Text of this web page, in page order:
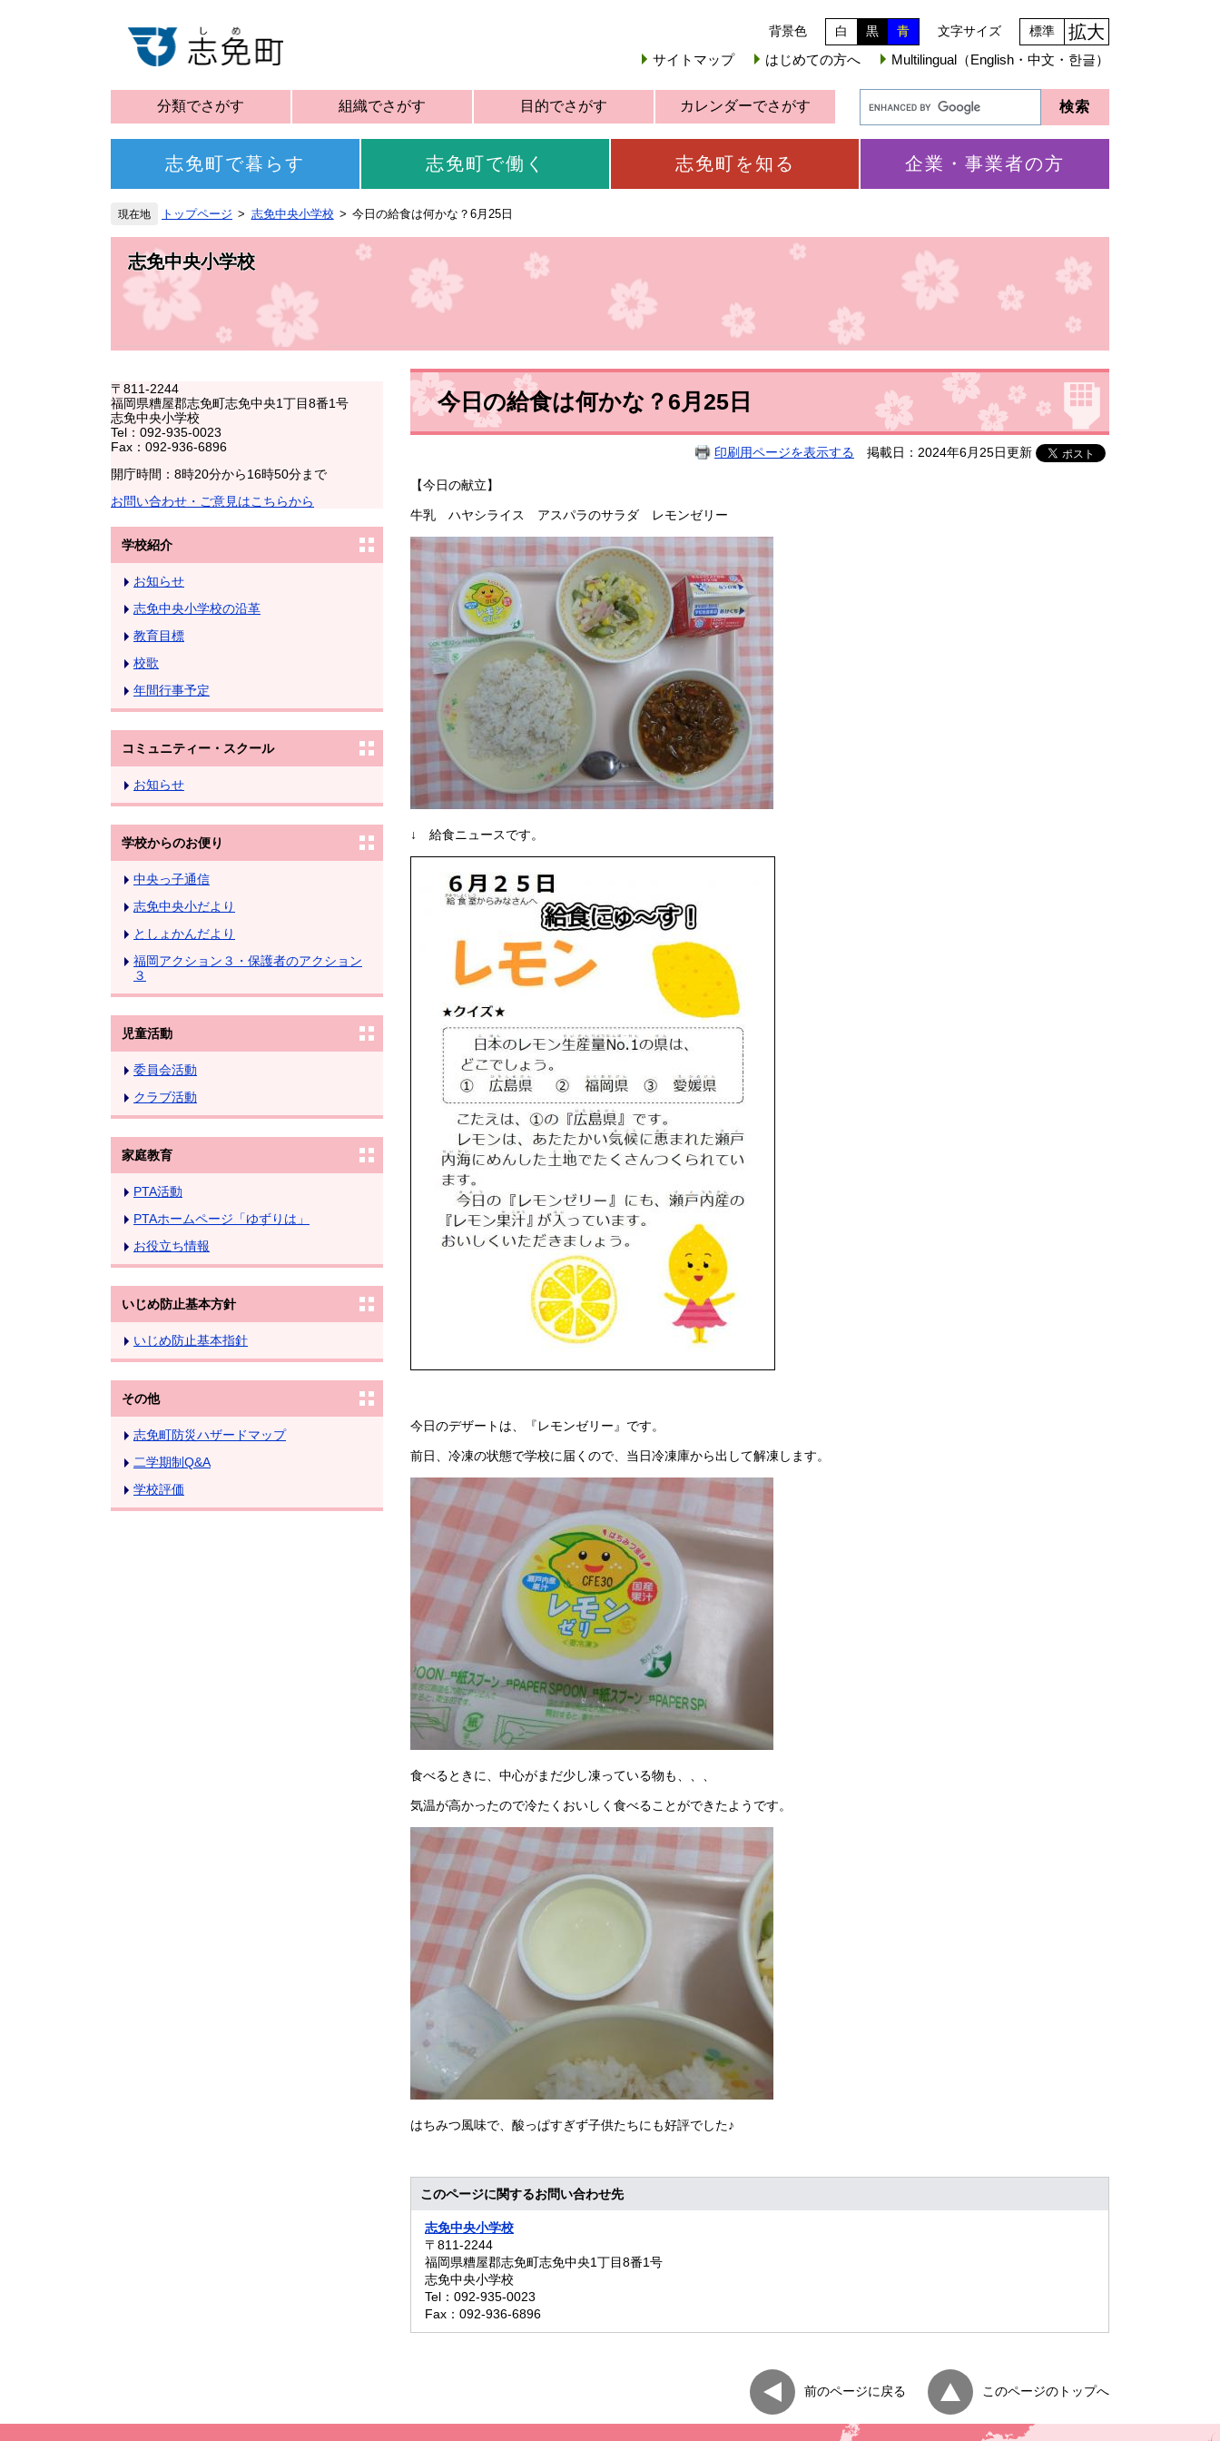
背景色 白 黒 青 文字サイズ 標準 拡大
サイトマップ はじめての方へ Multilingual（English・中文・한글）
分類でさがす 組織でさがす 目的でさがす カレンダーでさがす
志免町で暮らす 志免町で働く 志免町を知る 企業・事業者の方
トップページ 志免中央小学校 今日の給食は何かな？6月25日
志免中央小学校
〒811-2244
福岡県糟屋郡志免町志免中央1丁目8番1号
志免中央小学校
Tel：092-935-0023
Fax：092-936-6896
開庁時間：8時20分から16時50分まで
お問い合わせ・ご意見はこちらから
学校紹介
お知らせ
志免中央小学校の沿革
教育目標
校歌
年間行事予定
コミュニティー・スクール
お知らせ
学校からのお便り
中央っ子通信
志免中央小だより
としょかんだより
福岡アクション３・保護者のアクション
３
児童活動
委員会活動
クラブ活動
家庭教育
PTA活動
PTAホームページ「ゆずりは」
お役立ち情報
いじめ防止基本方針
いじめ防止基本指針
その他
志免町防災ハザードマップ
二学期制Q&A
学校評価
今日の給食は何かな？6月25日
印刷用ページを表示する 掲載日：2024年6月25日更新
【今日の献立】
牛乳 ハヤシライス アスパラのサラダ レモンゼリー
↓ 給食ニュースです。
今日のデザートは、『レモンゼリー』です。
前日、冷凍の状態で学校に届くので、当日冷凍庫から出して解凍します。
食べるときに、中心がまだ少し凍っている物も、、、
気温が高かったので冷たくおいしく食べることができたようです。
はちみつ風味で、酸っぱすぎず子供たちにも好評でした♪
このページに関するお問い合わせ先
志免中央小学校
〒811-2244
福岡県糟屋郡志免町志免中央1丁目8番1号
志免中央小学校
Tel：092-935-0023
Fax：092-936-6896
前のページに戻る このページのトップへ